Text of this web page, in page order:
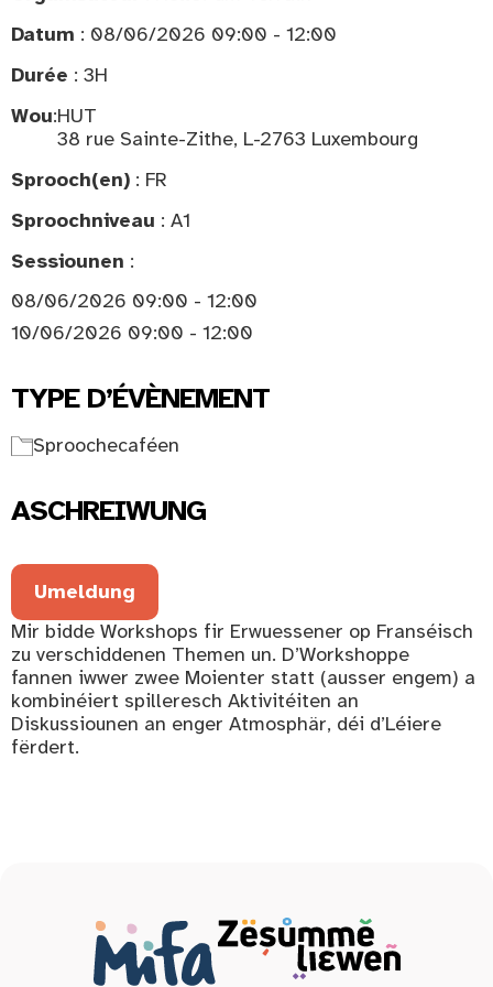
Datum : 08/06/2026 09:00 - 12:00
Durée : 3H
Wou:HUT
38 rue Sainte-Zithe, L-2763 Luxembourg
Sprooch(en) : FR
Sproochniveau : A1
Sessiounen :
08/06/2026 09:00 - 12:00
10/06/2026 09:00 - 12:00
TYPE D’ÉVÈNEMENT
Sproochecaféen
ASCHREIWUNG
Umeldung
Mir bidde Workshops fir Erwuessener op Franséisch
zu verschiddenen Themen un. D’Workshoppe
fannen iwwer zwee Moienter statt (ausser engem) a
kombinéiert spilleresch Aktivitéiten an
Diskussiounen an enger Atmosphär, déi d’Léiere
fërdert.